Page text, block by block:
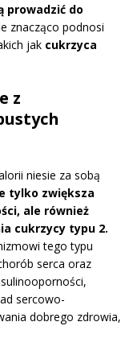
prowadzić do
znacząco podnosi
jak cukrzyca
z
niesie za sobą
tylko zwiększa
ale również
cukrzycy typu 2.
tego typu
serca oraz
sercowo-
dobrego zdrowia,